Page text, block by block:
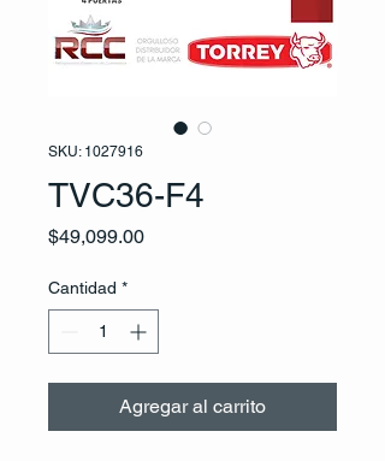
SKU: 1027916
TVC36-F4
$49,099.00Precio
Cantidad *
Agregar al carrito